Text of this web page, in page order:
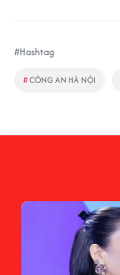
#Hashtag
#CÔNG AN HÀ NỘI